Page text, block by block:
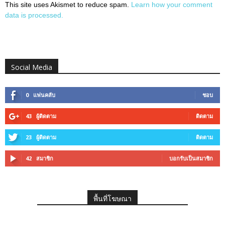
This site uses Akismet to reduce spam. Learn how your comment
data is processed.
Social Media
0 แฟนคลับ ชอบ
43 ผู้ติดตาม ติดตาม
23 ผู้ติดตาม ติดตาม
42 สมาชิก บอกรับเป็นสมาชิก
พื้นที่โฆษณา